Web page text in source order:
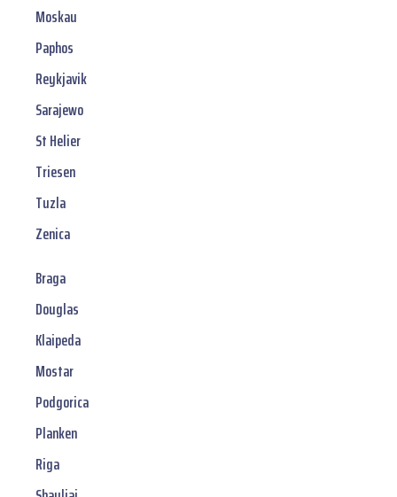
Moskau
Paphos
Reykjavik
Sarajewo
St Helier
Triesen
Tuzla
Zenica
Braga
Douglas
Klaipeda
Mostar
Podgorica
Planken
Riga